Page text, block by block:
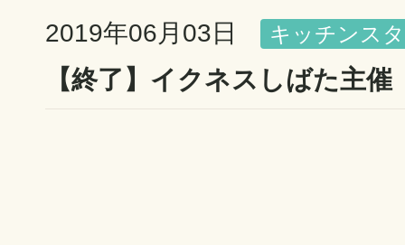
2019年06月03日 キッチンス
【終了】イクネスしばた主